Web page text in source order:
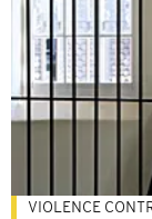
VIOLENCE